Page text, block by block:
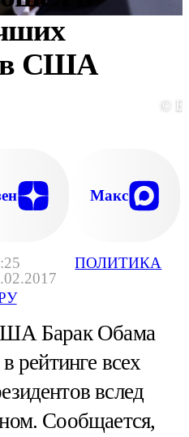
ПОЛИТИКА
США
©
Макс
Барак Обама
рейтинге всех
вслед
Сообщается,